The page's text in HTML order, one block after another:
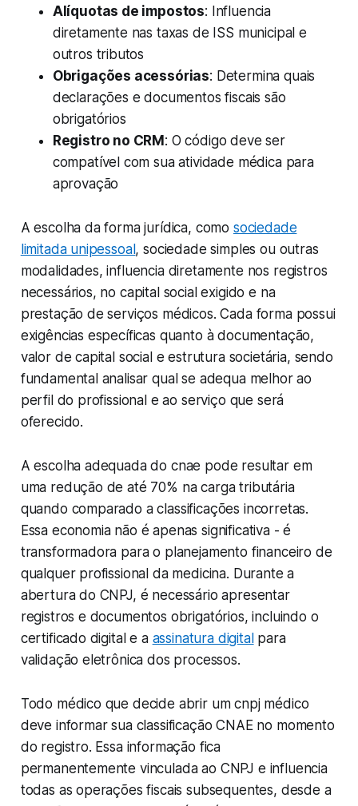
Alíquotas de impostos: Influencia
diretamente nas taxas de ISS municipal e
outros tributos
Obrigações acessórias: Determina quais
declarações e documentos fiscais são
obrigatórios
Registro no CRM : O código deve ser
compatível com sua atividade médica para
aprovação
A escolha da forma jurídica, como sociedade
limitada unipessoal , sociedade simples ou outras
modalidades, influencia diretamente nos registros
necessários, no capital social exigido e na
prestação de serviços médicos. Cada forma possui
exigências específicas quanto à documentação,
valor de capital social e estrutura societária, sendo
fundamental analisar qual se adequa melhor ao
perfil do profissional e ao serviço que será
oferecido.
A escolha adequada do cnae pode resultar em
uma redução de até 70% na carga tributária
quando comparado a classificações incorretas.
Essa economia não é apenas significativa - é
transformadora para o planejamento financeiro de
qualquer profissional da medicina. Durante a
abertura do CNPJ, é necessário apresentar
registros e documentos obrigatórios, incluindo o
certificado digital e a assinatura digital para
validação eletrônica dos processos.
Todo médico que decide abrir um cnpj médico
deve informar sua classificação CNAE no momento
do registro. Essa informação fica
permanentemente vinculada ao CNPJ e influencia
todas as operações fiscais subsequentes, desde a